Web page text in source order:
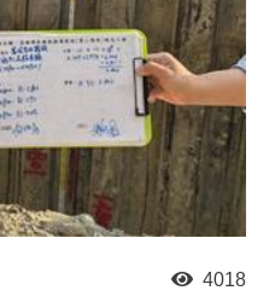
4018